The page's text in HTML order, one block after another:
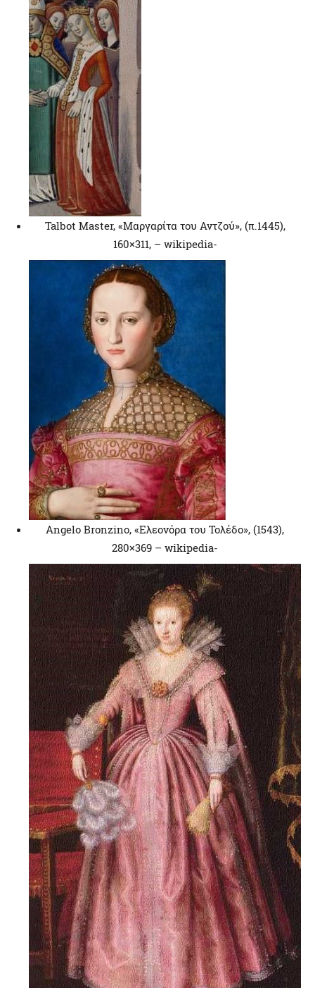
Talbot Master, «Μαργαρίτα του Αντζού», (π.1445),
160×311, – wikipedia-
Angelo Bronzino, «Ελεονόρα του Τολέδο», (1543),
280×369 – wikipedia-